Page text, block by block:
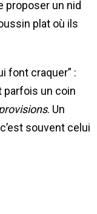
proposer un nid
plat où ils
font craquer” :
parfois un coin
. Un
souvent celui